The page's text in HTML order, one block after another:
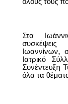
όλους τους
Στα
συσκέψεις
Ιωαννίνων,
Ιατρικό
Συνέντευξη
όλα τα